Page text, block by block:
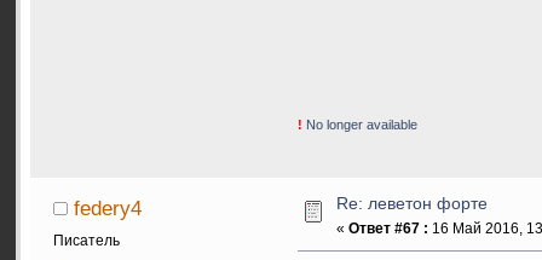
! No longer available
federy4
Писатель
Re: леветон форте
«Ответ #67 : 16 Май 2016,